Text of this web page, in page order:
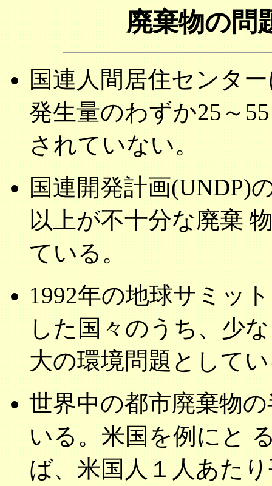
廃棄物の問
国連人間居住センタ
発生量のわずか25～
されていない。
国連開発計画(UNDP)
以上が不十分な廃棄
ている。
1992年の地球サミッ
した国々のうち、少
大の環境問題として
世界中の都市廃棄物
いる。米国を例にと
ば、米国人１人あた